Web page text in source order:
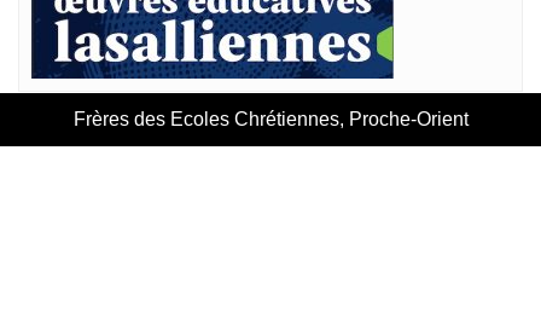
Frères des Ecoles Chrétiennes, Proche-Orient